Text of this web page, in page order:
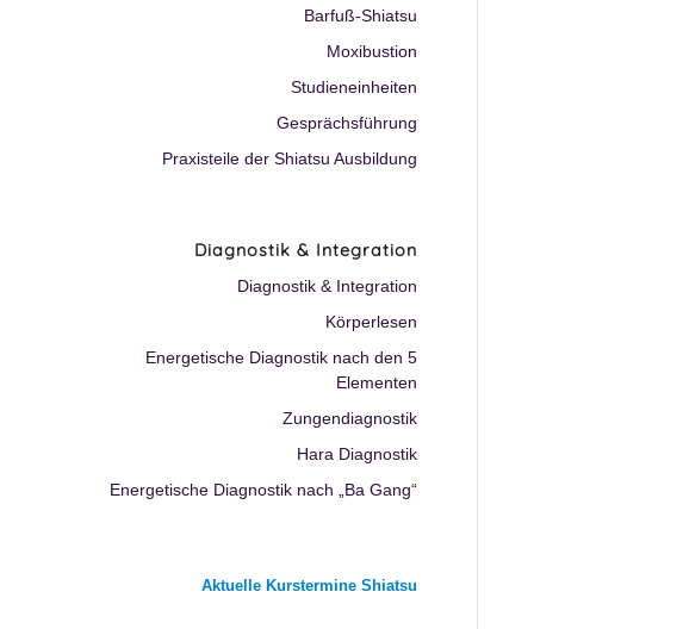
Barfuß-Shiatsu
Moxibustion
Studieneinheiten
Gesprächsführung
Praxisteile der Shiatsu Ausbildung
Diagnostik & Integration
Diagnostik & Integration
Körperlesen
Energetische Diagnostik nach den 5
Elementen
Zungendiagnostik
Hara Diagnostik
Energetische Diagnostik nach „Ba Gang“
Aktuelle Kurstermine Shiatsu